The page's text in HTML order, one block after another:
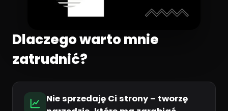
Dlaczego warto mnie
zatrudnić?
Nie sprzedaję Ci strony – tworzę